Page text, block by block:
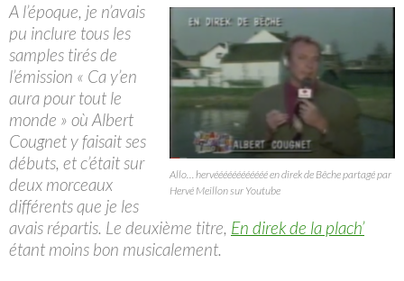
Allo… hervéééééééééééé en direk de Bêche partagé par
Hervé Meillon sur Youtube
A l’époque, je n’avais
pu inclure tous les
samples tirés de
l’émission « Ca y’en
aura pour tout le
monde » où Albert
Cougnet y faisait ses
débuts, et c’était sur
deux morceaux
différents que je les
avais répartis. Le deuxième titre, En direk de la plach’
étant moins bon musicalement.